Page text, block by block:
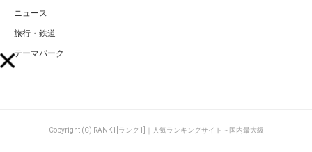
ニュース
旅行・鉄道
テーマパーク
Copyright (C) RANK1[ランク1]｜人気ランキングサイト～国内最大級